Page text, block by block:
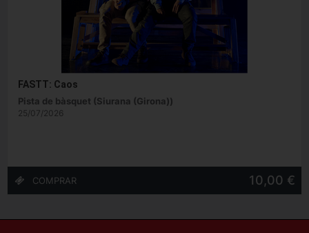
FASTT: Caos
Pista de bàsquet (Siurana (Girona))
25/07/2026
10,00 €